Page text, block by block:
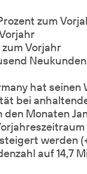
zum
Vorjahr
hat
bei
Monaten
werden
auf 14,7